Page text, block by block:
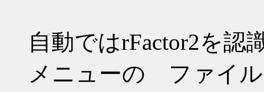
自動ではrFactor2を認
メニューの ファイ